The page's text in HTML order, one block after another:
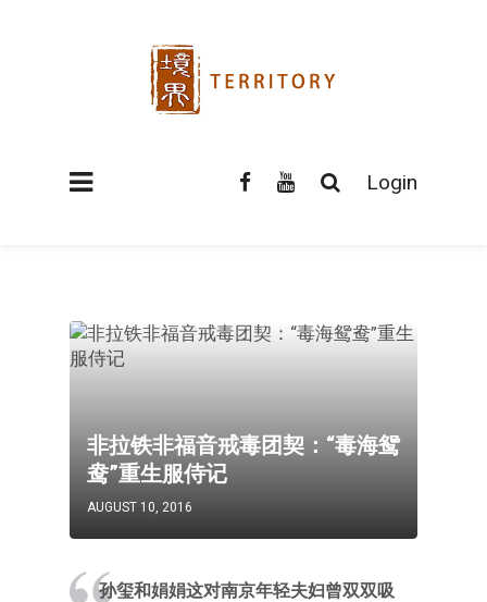
Login
非拉铁非福音戒毒团契：“毒海鸳
鸯”重生服侍记
AUGUST 10, 2016
孙玺和娟娟这对南京年轻夫妇曾双双吸